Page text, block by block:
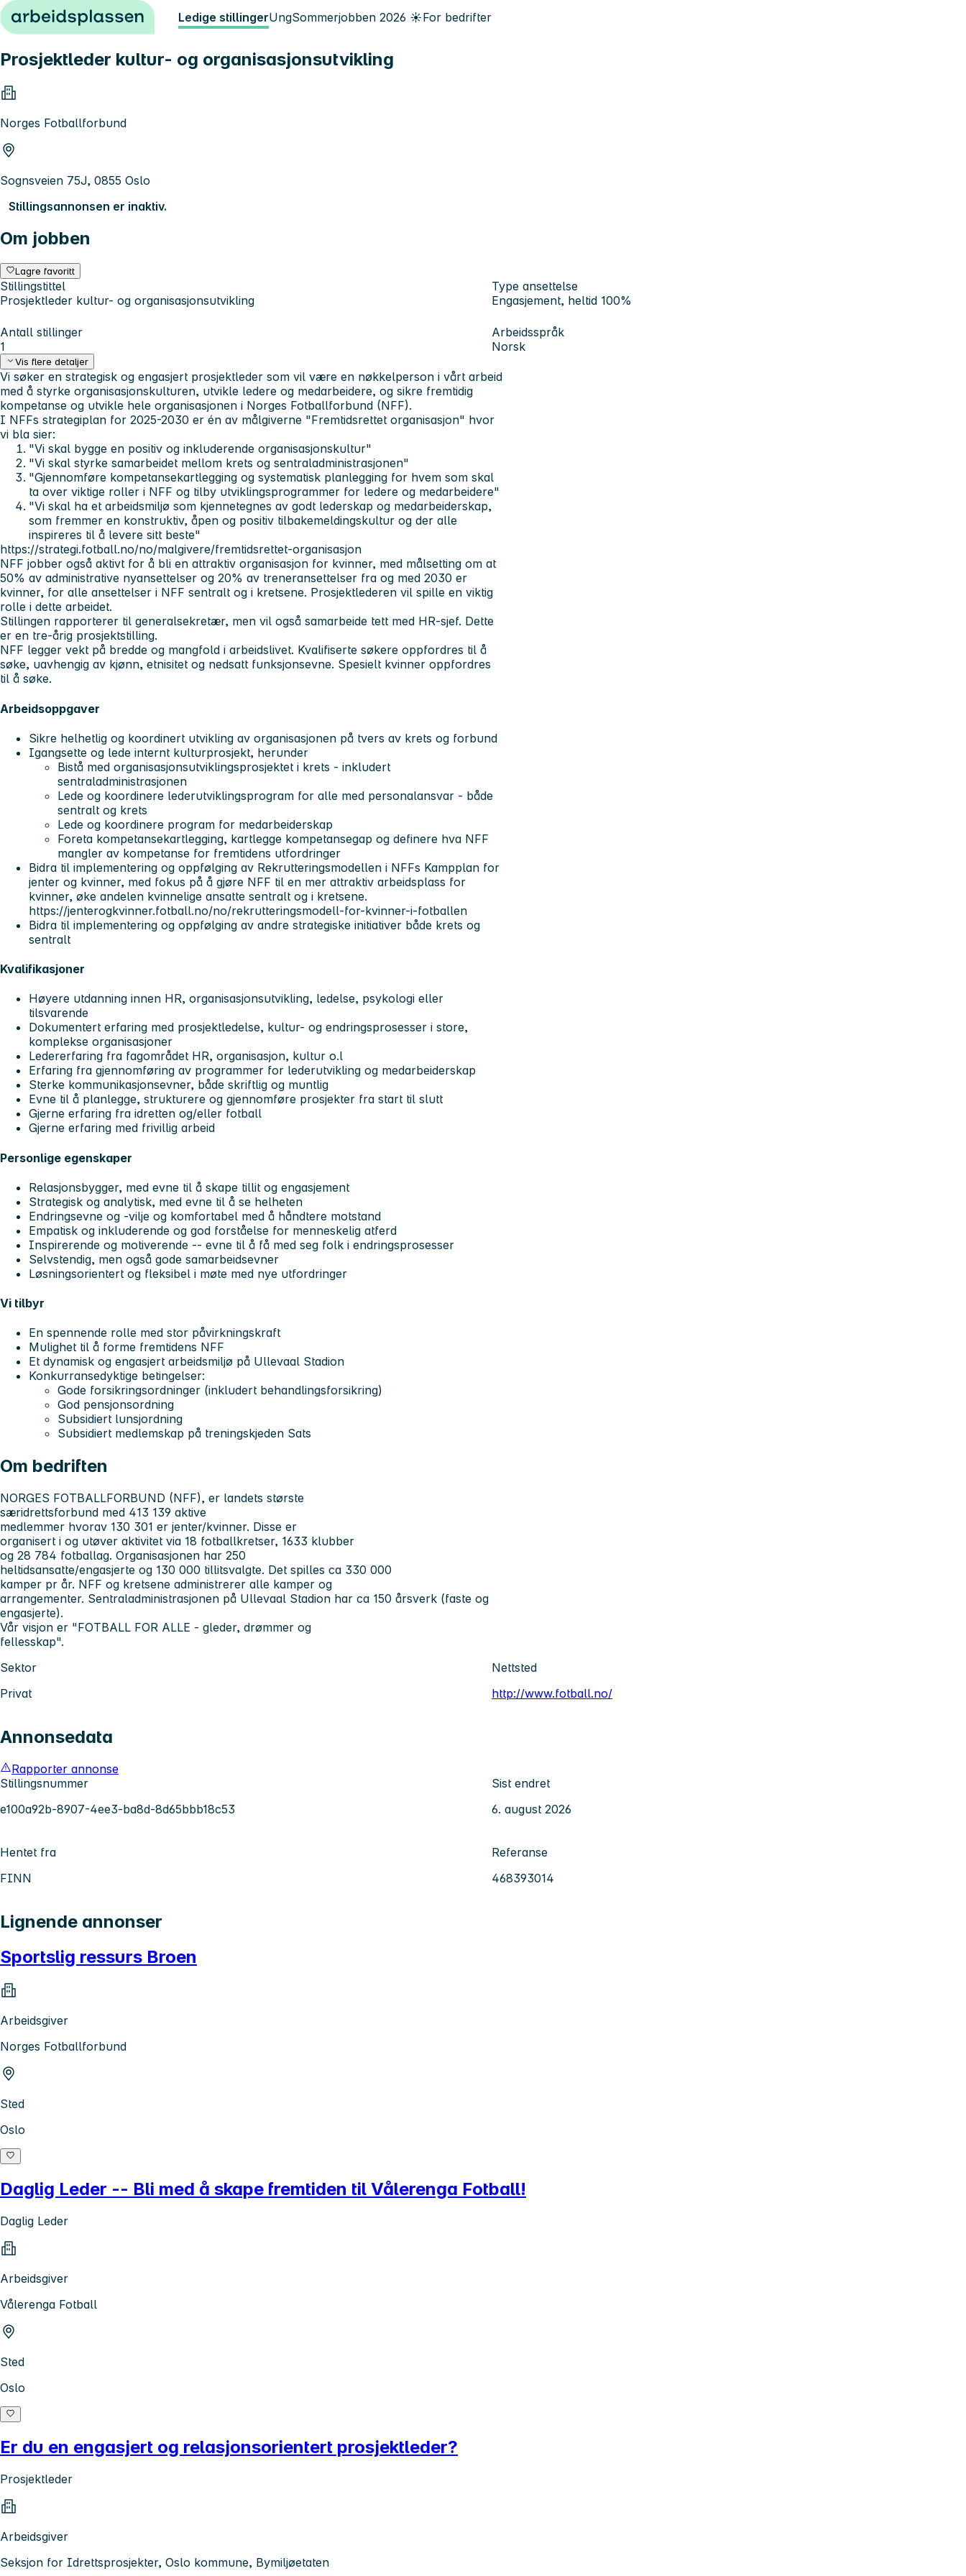
Hopp til innhold Ledige stillingerUngSommerjobben 2026 ☀️For bedrifter
Prosjektleder kultur- og organisasjonsutvikling
Norges Fotballforbund
Sognsveien 75J, 0855 Oslo
Stillingsannonsen er inaktiv.
Om jobben
Lagre favoritt
Stillingstittel
Prosjektleder kultur- og organisasjonsutvikling
Type ansettelse
Engasjement, heltid 100%
Antall stillinger
1
Arbeidsspråk
Norsk
Vis flere detaljer
Vi søker en strategisk og engasjert prosjektleder som vil være en nøkkelperson i vårt arbeid
med å styrke organisasjonskulturen, utvikle ledere og medarbeidere, og sikre fremtidig
kompetanse og utvikle hele organisasjonen i Norges Fotballforbund (NFF).
I NFFs strategiplan for 2025-2030 er én av målgiverne "Fremtidsrettet organisasjon" hvor
vi bla sier:
"Vi skal bygge en positiv og inkluderende organisasjonskultur"
"Vi skal styrke samarbeidet mellom krets og sentraladministrasjonen"
"Gjennomføre kompetansekartlegging og systematisk planlegging for hvem som skal
ta over viktige roller i NFF og tilby utviklingsprogrammer for ledere og medarbeidere"
"Vi skal ha et arbeidsmiljø som kjennetegnes av godt lederskap og medarbeiderskap,
som fremmer en konstruktiv, åpen og positiv tilbakemeldingskultur og der alle
inspireres til å levere sitt beste"
https://strategi.fotball.no/no/malgivere/fremtidsrettet-organisasjon
NFF jobber også aktivt for å bli en attraktiv organisasjon for kvinner, med målsetting om at
50% av administrative nyansettelser og 20% av treneransettelser fra og med 2030 er
kvinner, for alle ansettelser i NFF sentralt og i kretsene. Prosjektlederen vil spille en viktig
rolle i dette arbeidet.
Stillingen rapporterer til generalsekretær, men vil også samarbeide tett med HR-sjef. Dette
er en tre-årig prosjektstilling.
NFF legger vekt på bredde og mangfold i arbeidslivet. Kvalifiserte søkere oppfordres til å
søke, uavhengig av kjønn, etnisitet og nedsatt funksjonsevne. Spesielt kvinner oppfordres
til å søke.
Arbeidsoppgaver
Sikre helhetlig og koordinert utvikling av organisasjonen på tvers av krets og forbund
Igangsette og lede internt kulturprosjekt, herunder
Bistå med organisasjonsutviklingsprosjektet i krets - inkludert
sentraladministrasjonen
Lede og koordinere lederutviklingsprogram for alle med personalansvar - både
sentralt og krets
Lede og koordinere program for medarbeiderskap
Foreta kompetansekartlegging, kartlegge kompetansegap og definere hva NFF
mangler av kompetanse for fremtidens utfordringer
Bidra til implementering og oppfølging av Rekrutteringsmodellen i NFFs Kampplan for
jenter og kvinner, med fokus på å gjøre NFF til en mer attraktiv arbeidsplass for
kvinner, øke andelen kvinnelige ansatte sentralt og i kretsene.
https://jenterogkvinner.fotball.no/no/rekrutteringsmodell-for-kvinner-i-fotballen
Bidra til implementering og oppfølging av andre strategiske initiativer både krets og
sentralt
Kvalifikasjoner
Høyere utdanning innen HR, organisasjonsutvikling, ledelse, psykologi eller
tilsvarende
Dokumentert erfaring med prosjektledelse, kultur- og endringsprosesser i store,
komplekse organisasjoner
Ledererfaring fra fagområdet HR, organisasjon, kultur o.l
Erfaring fra gjennomføring av programmer for lederutvikling og medarbeiderskap
Sterke kommunikasjonsevner, både skriftlig og muntlig
Evne til å planlegge, strukturere og gjennomføre prosjekter fra start til slutt
Gjerne erfaring fra idretten og/eller fotball
Gjerne erfaring med frivillig arbeid
Personlige egenskaper
Relasjonsbygger, med evne til å skape tillit og engasjement
Strategisk og analytisk, med evne til å se helheten
Endringsevne og -vilje og komfortabel med å håndtere motstand
Empatisk og inkluderende og god forståelse for menneskelig atferd
Inspirerende og motiverende -- evne til å få med seg folk i endringsprosesser
Selvstendig, men også gode samarbeidsevner
Løsningsorientert og fleksibel i møte med nye utfordringer
Vi tilbyr
En spennende rolle med stor påvirkningskraft
Mulighet til å forme fremtidens NFF
Et dynamisk og engasjert arbeidsmiljø på Ullevaal Stadion
Konkurransedyktige betingelser:
Gode forsikringsordninger (inkludert behandlingsforsikring)
God pensjonsordning
Subsidiert lunsjordning
Subsidiert medlemskap på treningskjeden Sats
Om bedriften
NORGES FOTBALLFORBUND (NFF), er landets største
særidrettsforbund med 413 139 aktive
medlemmer hvorav 130 301 er jenter/kvinner. Disse er
organisert i og utøver aktivitet via 18 fotballkretser, 1633 klubber
og 28 784 fotballag. Organisasjonen har 250
heltidsansatte/engasjerte og 130 000 tillitsvalgte. Det spilles ca 330 000
kamper pr år. NFF og kretsene administrerer alle kamper og
arrangementer. Sentraladministrasjonen på Ullevaal Stadion har ca 150 årsverk (faste og
engasjerte).
Vår visjon er "FOTBALL FOR ALLE - gleder, drømmer og
fellesskap".
Sektor
Privat
Nettsted
http://www.fotball.no/
Annonsedata
Rapporter annonse
Stillingsnummer
e100a92b-8907-4ee3-ba8d-8d65bbb18c53
Sist endret
6. august 2026
Hentet fra
FINN
Referanse
468393014
Lignende annonser
Sportslig ressurs Broen
Arbeidsgiver
Norges Fotballforbund
Sted
Oslo
Daglig Leder -- Bli med å skape fremtiden til Vålerenga Fotball!
Daglig Leder
Arbeidsgiver
Vålerenga Fotball
Sted
Oslo
Er du en engasjert og relasjonsorientert prosjektleder?
Prosjektleder
Arbeidsgiver
Seksjon for Idrettsprosjekter, Oslo kommune, Bymiljøetaten